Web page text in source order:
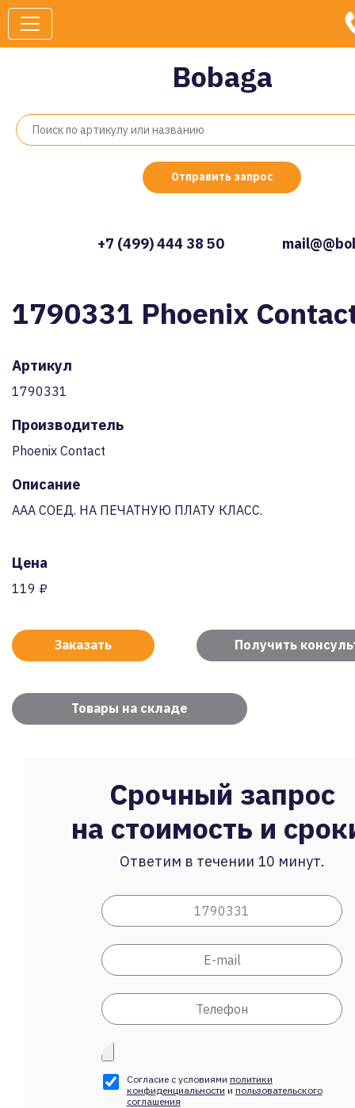
Bobaga
Отправить запрос
+7 (499) 444 38 50
1790331 Phoenix
Артикул
1790331
Производитель
Phoenix Contact
Описание
AAA СОЕД. НА ПЕЧАТНУЮ ПЛАТУ КЛАСС.
Цена
119 ₽
Заказать Получить
Товары на складе
Срочный запрос
на стоимость и
Ответим в течении 10 минут.
Согласие с условиями политики
конфиденциальности и пользовательского
соглашения